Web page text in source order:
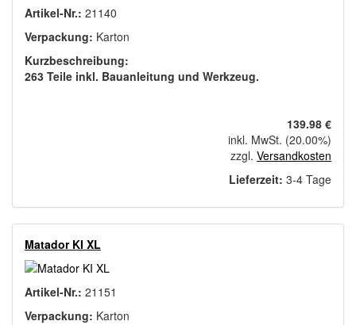
Artikel-Nr.: 21140
Verpackung: Karton
Kurzbeschreibung:
263 Teile inkl. Bauanleitung und Werkzeug.
139.98 €
inkl. MwSt. (20.00%)
zzgl. Versandkosten
Lieferzeit: 3-4 Tage
Matador KI XL
Artikel-Nr.: 21151
Verpackung: Karton